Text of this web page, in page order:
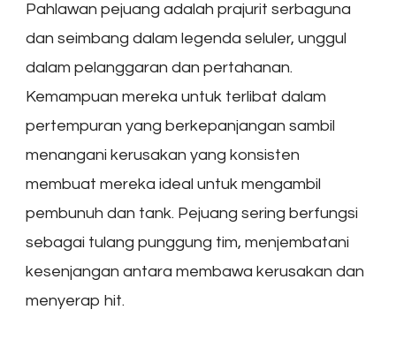
Pahlawan pejuang adalah prajurit serbaguna
dan seimbang dalam legenda seluler, unggul
dalam pelanggaran dan pertahanan.
Kemampuan mereka untuk terlibat dalam
pertempuran yang berkepanjangan sambil
menangani kerusakan yang konsisten
membuat mereka ideal untuk mengambil
pembunuh dan tank. Pejuang sering berfungsi
sebagai tulang punggung tim, menjembatani
kesenjangan antara membawa kerusakan dan
menyerap hit.